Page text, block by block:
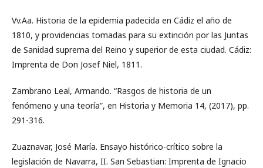
Vv.Aa. Historia de la epidemia padecida en Cádiz el año de
1810, y providencias tomadas para su extinción por las Juntas
de Sanidad suprema del Reino y superior de esta ciudad. Cádiz:
Imprenta de Don Josef Niel, 1811.
Zambrano Leal, Armando. “Rasgos de historia de un
fenómeno y una teoría”, en Historia y Memoria 14, (2017), pp.
291-316.
Zuaznavar, José María. Ensayo histórico-crítico sobre la
legislación de Navarra, II. San Sebastian: Imprenta de Ignacio